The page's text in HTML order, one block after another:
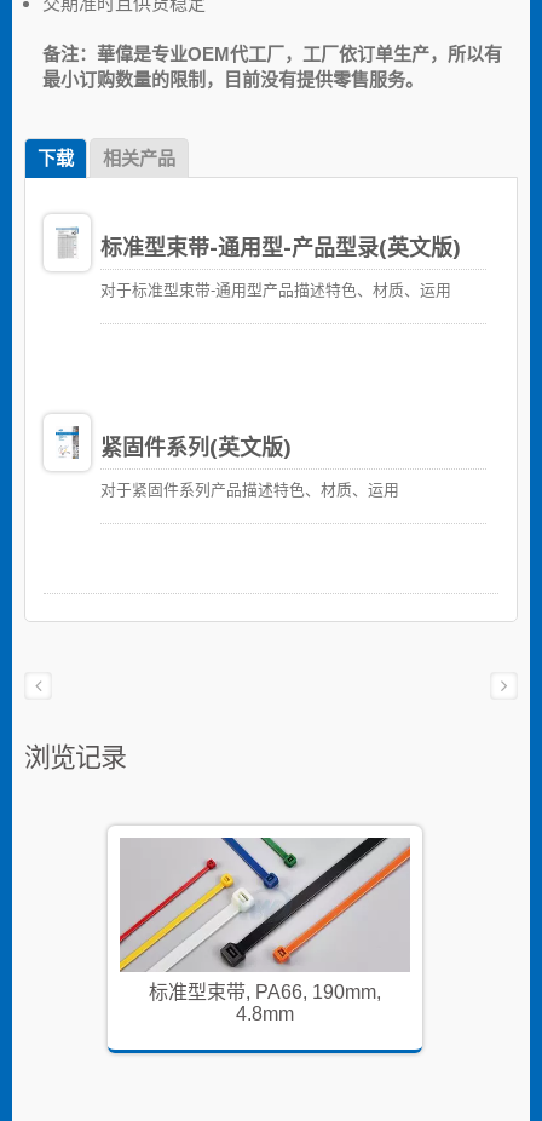
备注：華偉是专业OEM代工厂，工厂依订单生产，所以有
最小订购数量的限制，目前没有提供零售服务。
下载 相关产品
标准型束带-通用型-产品型录(英文版)
对于标准型束带-通用型产品描述特色、材质、运用
紧固件系列(英文版)
对于紧固件系列产品描述特色、材质、运用
浏览记录
标准型束带, PA66, 190mm,
4.8mm